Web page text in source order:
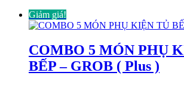
Giảm giá!
COMBO 5 MÓN PHỤ
BẾP – GROB ( Plus )